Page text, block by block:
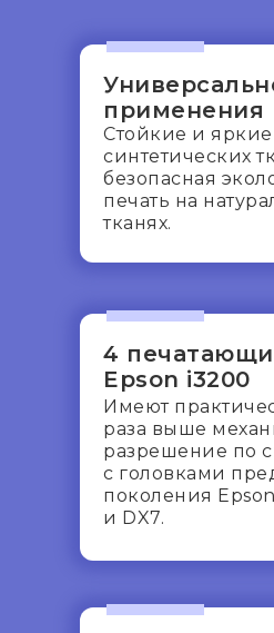
Cтойкие и яркие
синтетических
безопасная
печать на
тканях.
применения
Имеют
раза выше
разрешение по
с головками
поколения
и DX7.
4
Epson i3200